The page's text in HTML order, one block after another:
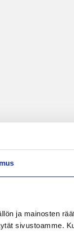
ja mainosten
sivustoamme.